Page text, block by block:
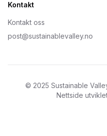
Kontakt
Kontakt oss
post@sustainablevalley.no
© 2025 Sustainable
Nettside